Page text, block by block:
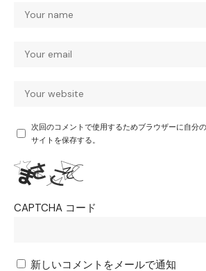
次回のコメントで使用するためブラウザーに自分
サイトを保存する。
CAPTCHA コード
新しいコメントをメールで通知